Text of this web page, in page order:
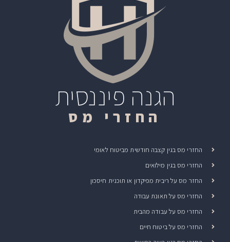
הגנה פיננסית
החזרי מס
החזרי מס בגין קצבה חודשית מביטוח לאומי
החזרי מס בגין מילואים
החזר מס על ריבית מפיקדון או תוכנית חיסכון
החזרי מס על תאונת עבודה
החזרי מס על עבודה מהבית
החזרי מס על ביטוח חיים